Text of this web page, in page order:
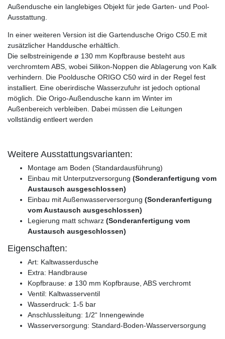
Außendusche ein langlebiges Objekt für jede Garten- und Pool-
Ausstattung.
In einer weiteren Version ist die Gartendusche Origo C50.E mit
zusätzlicher Handdusche erhältlich.
Die selbstreinigende ø 130 mm Kopfbrause besteht aus
verchromtem ABS, wobei Silikon-Noppen die Ablagerung von Kalk
verhindern. Die Pooldusche ORIGO C50 wird in der Regel fest
installiert. Eine oberirdische Wasserzufuhr ist jedoch optional
möglich. Die Origo-Außendusche kann im Winter im
Außenbereich verbleiben. Dabei müssen die Leitungen
vollständig entleert werden
Weitere Ausstattungsvarianten:
Montage am Boden (Standardausführung)
Einbau mit Unterputzversorgung (Sonderanfertigung vom
Austausch ausgeschlossen)
Einbau mit Außenwasserversorgung (Sonderanfertigung
vom Austausch ausgeschlossen)
Legierung matt schwarz (Sonderanfertigung vom
Austausch ausgeschlossen)
Eigenschaften:
Art: Kaltwasserdusche
Extra: Handbrause
Kopfbrause: ø 130 mm Kopfbrause, ABS verchromt
Ventil: Kaltwasserventil
Wasserdruck: 1-5 bar
Anschlussleitung: 1/2“ Innengewinde
Wasserversorgung: Standard-Boden-Wasserversorgung